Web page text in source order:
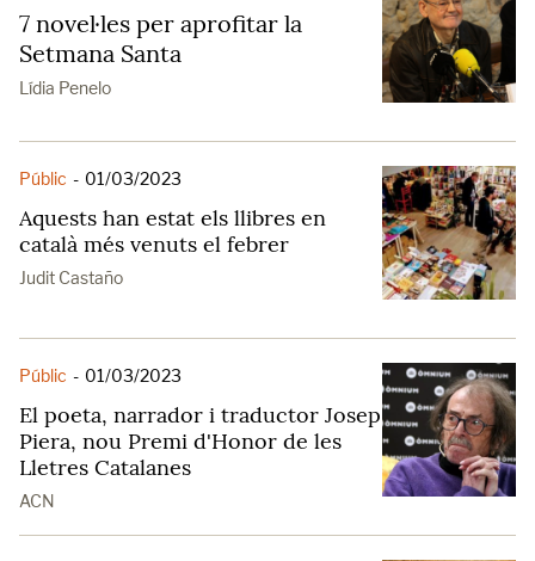
7 novel·les per aprofitar la
Setmana Santa
Lídia Penelo
Públic - 01/03/2023
Aquests han estat els llibres en
català més venuts el febrer
Judit Castaño
Públic - 01/03/2023
El poeta, narrador i traductor Josep
Piera, nou Premi d'Honor de les
Lletres Catalanes
ACN